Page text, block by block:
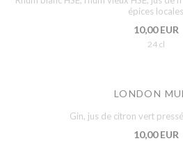
épices locales
10,00 EUR
24 cl
LONDON
Gin, jus de citron vert
10,00 EUR